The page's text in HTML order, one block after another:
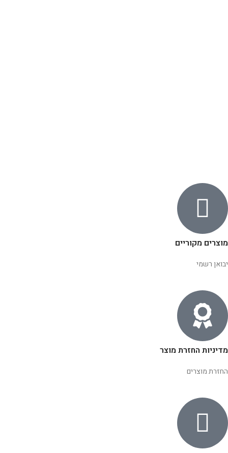
מוצרים מקוריים
יבואן רשמי
מדיניות החזרת מוצר
החזרת מוצרים